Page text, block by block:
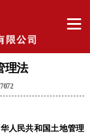
理法
人民共和国土地管理